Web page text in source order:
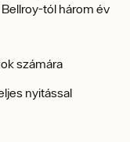
tól három év
számára
nyitással